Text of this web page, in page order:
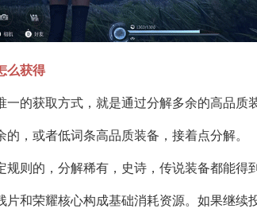
么获得
获取方式，就是通过分解多余的高品质
，或者低词条高品质装备，接着点分解。
的，分解稀有，史诗，传说装备都能得到
荣耀核心构成基础消耗资源。如果继续